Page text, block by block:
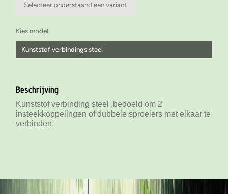
Selecteer onderstaand een variant
Kies model
Kunststof verbindings steel
Beide kanten 6 mm
Beide kanten 8 mm
een kant 4 mm en andere kant 6 mm
Beschrijving
Kunststof verbinding steel ,bedoeld om 2
insteekkoppelingen of dubbele sproeiers met elkaar te
verbinden.